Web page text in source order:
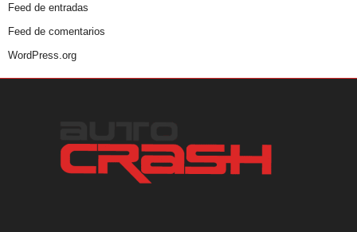
Feed de entradas
Feed de comentarios
WordPress.org